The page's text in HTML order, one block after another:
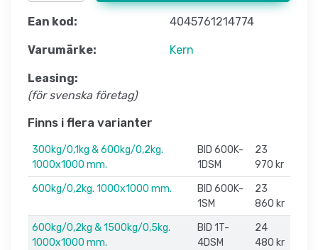
Ean kod: 4045761214774
Varumärke: Kern
Leasing:
(för svenska företag)
Finns i flera varianter
300kg/0,1kg & 600kg/0,2kg.
1000x1000 mm.
BID 600K-
1DSM
23
970 kr
600kg/0,2kg. 1000x1000 mm.
BID 600K-
1SM
23
860 kr
600kg/0,2kg & 1500kg/0,5kg.
1000x1000 mm.
BID 1T-
4DSM
24
480 kr